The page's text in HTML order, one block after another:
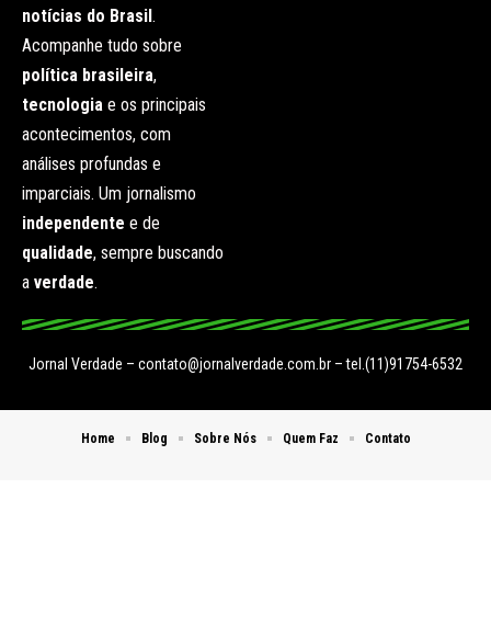
notícias do Brasil .
Acompanhe tudo sobre
política brasileira,
tecnologia e os principais
acontecimentos, com
análises profundas e
imparciais. Um jornalismo
independente e de
qualidade, sempre buscando
a verdade.
Jornal Verdade – contato@jornalverdade.com.br – tel.(11)91754-6532
Home Blog Sobre Nós Quem Faz Contato